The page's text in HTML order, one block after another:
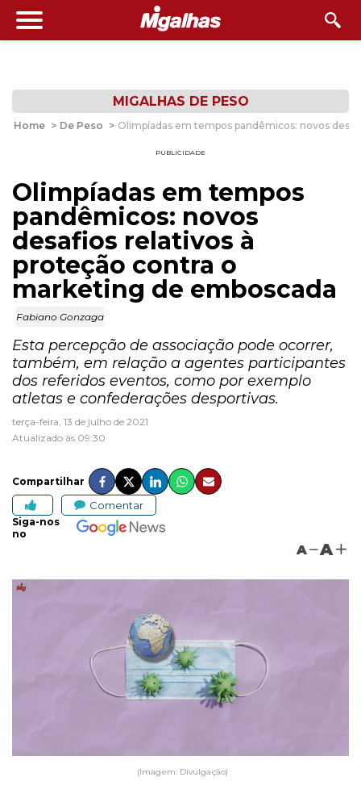
MIGALHAS DE PESO
Home > De Peso > Olimpíadas em tempos pandêmicos: novos
PUBLICIDADE
Olimpíadas em tempos
pandêmicos: novos
desafios relativos à
proteção contra o
marketing de emboscada
Fabiano Gonzaga
Esta percepção de associação pode ocorrer,
também, em relação a agentes participantes
dos referidos eventos, como por exemplo
atletas e confederações desportivas.
terça-feira, 13 de julho de 2021
Atualizado às 09:30
Compartilhar
Comentar
Siga-nos
no
A A
(Imagem: Divulgação)